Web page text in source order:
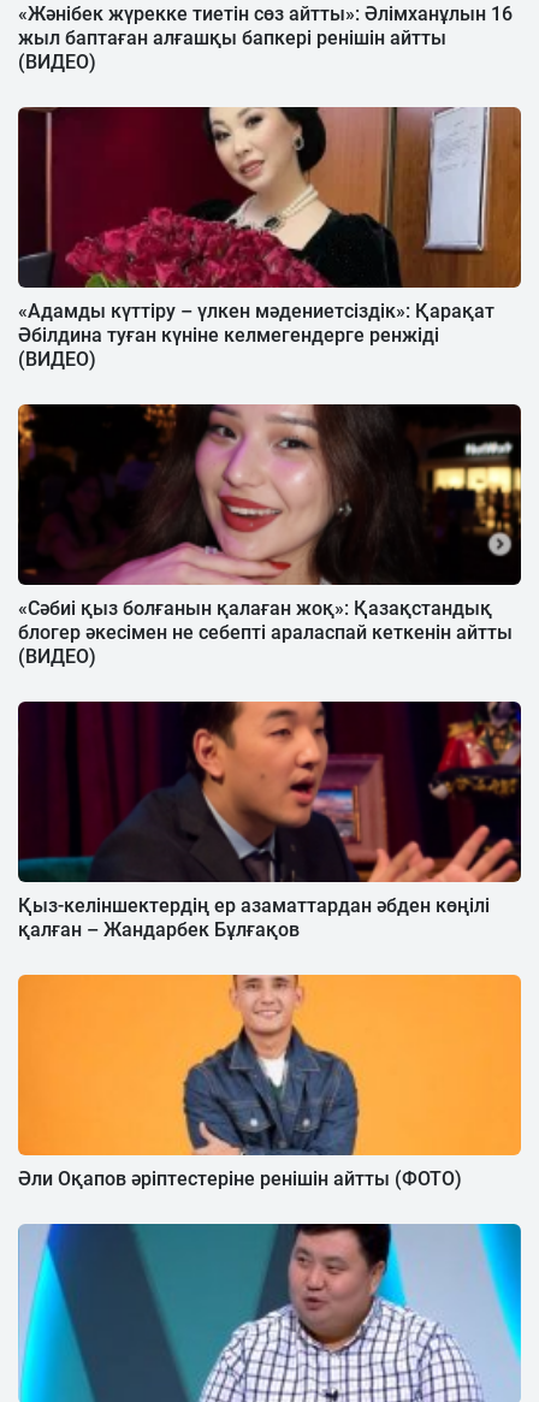
«Жәнібек жүрекке тиетін сөз айтты»: Әлімханұлын 16
жыл баптаған алғашқы бапкері ренішін айтты
(ВИДЕО)
«Адамды күттіру – үлкен мәдениетсіздік»: Қарақат
Әбілдина туған күніне келмегендерге ренжіді
(ВИДЕО)
«Сәбиі қыз болғанын қалаған жоқ»: Қазақстандық
блогер әкесімен не себепті араласпай кеткенін айтты
(ВИДЕО)
Қыз-келіншектердің ер азаматтардан әбден көңілі
қалған – Жандарбек Бұлғақов
Әли Оқапов әріптестеріне ренішін айтты (ФОТО)